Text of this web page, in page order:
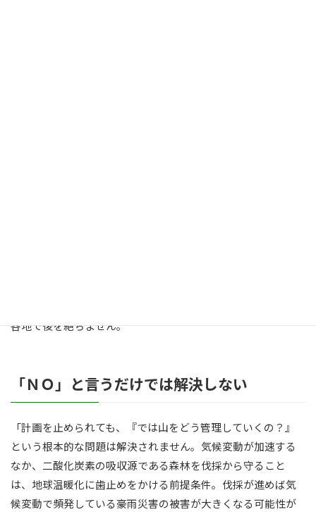
各地で後を絶ちません。
「ＮＯ」と言うだけでは解決しない
「計画を止められても、『では山をどう管理していくの？』
という根本的な問題は解決されません。気候変動が加速する
なか、二酸化炭素の吸収源である森林を伐採から守ること
は、地球温暖化に歯止めをかける前提条件。伐採が進めば気
候変動で頻発している豪雨災害の被害が大きくなる可能性が